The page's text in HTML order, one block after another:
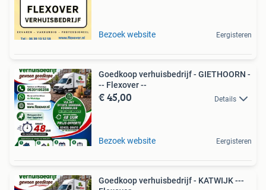
Bezoek website Eergisteren
Goedkoop verhuisbedrijf - GIETHOORN -
-- Flexover --
€ 45,00 Details
Bezoek website Eergisteren
Goedkoop verhuisbedrijf - KATWIJK ---